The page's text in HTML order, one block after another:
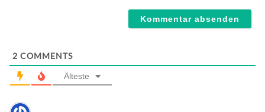
2 COMMENTS
Älteste